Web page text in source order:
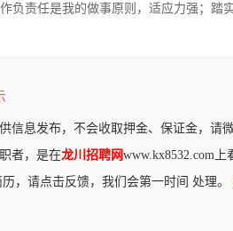
负责任是我的做事原则，适应力强；踏
信息发布，不会收取押金、保证金，请
者，是在龙川招聘网www.kx8532.com上
，请点击反馈，我们会第一时间 处理。